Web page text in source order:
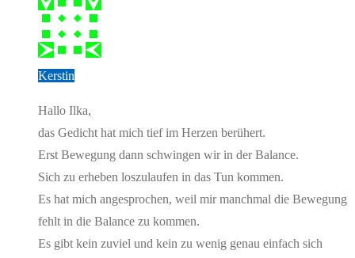
Kerstin
Hallo Ilka,
das Gedicht hat mich tief im Herzen berühert.
Erst Bewegung dann schwingen wir in der Balance.
Sich zu erheben loszulaufen in das Tun kommen.
Es hat mich angesprochen, weil mir manchmal die Bewegung
fehlt in die Balance zu kommen.
Es gibt kein zuviel und kein zu wenig genau einfach sich